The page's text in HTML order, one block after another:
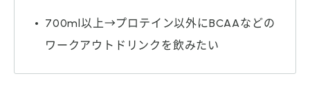
700ml以上→プロテイン以外にBCAAなどの
ワークアウトドリンクを飲みたい